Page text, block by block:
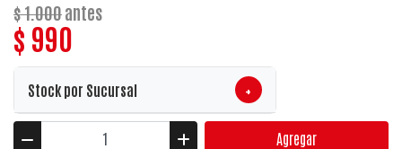
$ 1.000antes
$ 990
Stock por Sucursal +
Agregar